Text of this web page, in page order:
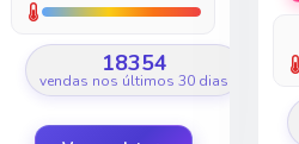
18354
vendas nos últimos 30 dias